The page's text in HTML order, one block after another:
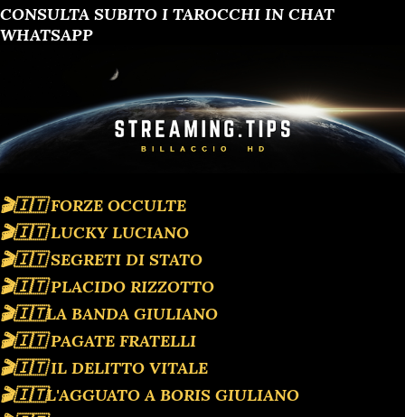
CONSULTA SUBITO I TAROCCHI IN CHAT
WHATSAPP
🎬🇮🇹 FORZE OCCULTE
🎬🇮🇹 LUCKY LUCIANO
🎬🇮🇹 SEGRETI DI STATO
🎬🇮🇹 PLACIDO RIZZOTTO
🎬🇮🇹LA BANDA GIULIANO
🎬🇮🇹 PAGATE FRATELLI
🎬🇮🇹 IL DELITTO VITALE
🎬🇮🇹L'AGGUATO A BORIS GIULIANO